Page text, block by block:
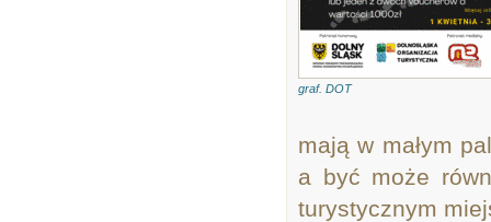
graf. DOT
mają w małym
a być może
turystycznym